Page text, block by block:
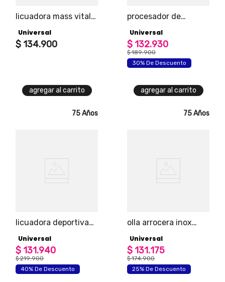
licuadora mass vital
potencia máxima 650
watts, vaso de vidrio
Universal
$ 134.900
agregar al carrito
procesador de
Universal
$ 132.930
$ 189.900
30% De Descuento
agregar al carrito
75 Años
licuadora deportiva
Universal
$ 131.940
$ 219.900
40% De Descuento
75 Años
olla arrocera inox
universal, capacidad
5 tazas/ 1l /1 lb,
recipiente con
recubrimiento
antiadherente y
Universal
$ 131.175
$ 174.900
25% De Descuento